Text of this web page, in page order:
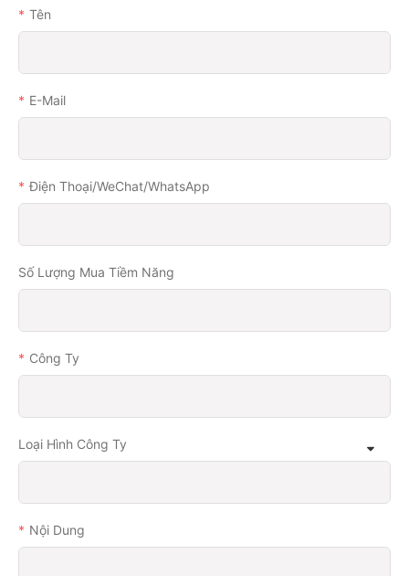
Tên
E-Mail
Điện Thoại/WeChat/WhatsApp
Số Lượng Mua Tiềm Năng
Công Ty
Loại Hình Công Ty
Nội Dung